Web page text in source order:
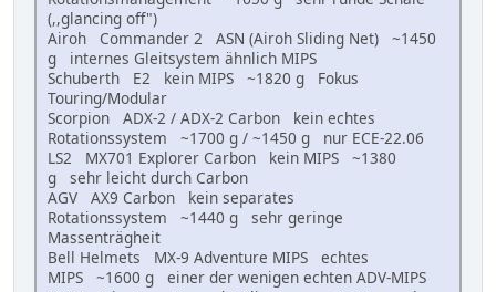
(,,glancing off")
Airoh Commander 2 ASN (Airoh Sliding Net) ~1450
g internes Gleitsystem ähnlich MIPS
Schuberth E2 kein MIPS ~1820 g Fokus
Touring/Modular
Scorpion ADX-2 / ADX-2 Carbon kein echtes
Rotationssystem ~1700 g / ~1450 g nur ECE-22.06
LS2 MX701 Explorer Carbon kein MIPS ~1380
g sehr leicht durch Carbon
AGV AX9 Carbon kein separates
Rotationssystem ~1440 g sehr geringe
Massenträgheit
Bell Helmets MX-9 Adventure MIPS echtes
MIPS ~1600 g einer der wenigen echten ADV-MIPS